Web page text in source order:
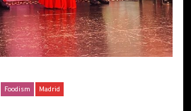
Foodism Madrid